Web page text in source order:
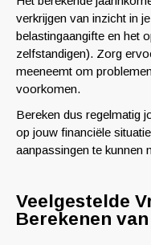
verkrijgen van inzicht in
belastingaangifte en het
zelfstandigen). Zorg
meeneemt om
voorkomen.
Bereken dus regelmatig
op jouw financiële
aanpassingen te kunnen
Veelgestelde
Berekenen